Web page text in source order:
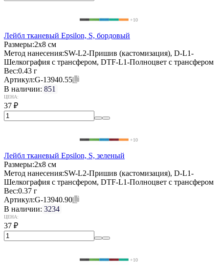
+10
Лейбл тканевый Epsilon, S, бордовый
Размеры:2х8 см
Метод нанесения:SW-L2-Пришив (кастомизация), D-L1-
Шелкография с трансфером, DTF-L1-Полноцвет с трансфером
Вес:0.43 г
Артикул:G-13940.55
В наличии: 851
ЦЕНА:
37 ₽
+10
Лейбл тканевый Epsilon, S, зеленый
Размеры:2х8 см
Метод нанесения:SW-L2-Пришив (кастомизация), D-L1-
Шелкография с трансфером, DTF-L1-Полноцвет с трансфером
Вес:0.37 г
Артикул:G-13940.90
В наличии: 3234
ЦЕНА:
37 ₽
+10